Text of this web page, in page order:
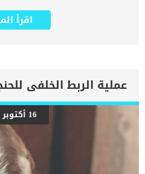
عمرها. الاستئصال الجزئى او الكلى
إليها الطبيب البيطرى وبالرغم من
عملية استئصال المهبل عند انثى
فى كتلة كبيرة. غالبا ما يصاحب هذا
التخلص من أى احتمالية لتكوين
بيطرية مجهزة, فكن مستعدا
إجراءات استئصال المهبل عن انثى
الى وضع الكلب تحت التخديربناء على
للكلب للتأكد من عدم وجود اى عوائق
تحديد موعد العملية.سيطلب منك
التى تسبق العملية حتى لا يؤثر
اقرأ
16 أكتوبر 2022